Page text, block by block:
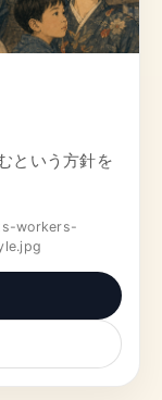
という方針を
workers-